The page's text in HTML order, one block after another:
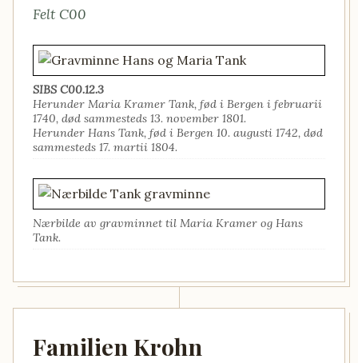
Felt C00
SIBS C00.12.3
Herunder Maria Kramer Tank, fød i Bergen i februarii
1740, død sammesteds 13. november 1801.
Herunder Hans Tank, fød i Bergen 10. augusti 1742, død
sammesteds 17. martii 1804.
Nærbilde av gravminnet til Maria Kramer og Hans
Tank.
Familien Krohn